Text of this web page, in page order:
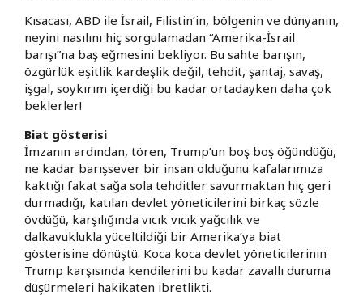
Kısacası, ABD ile İsrail, Filistin’in, bölgenin ve dünyanın,
neyini nasılını hiç sorgulamadan “Amerika-İsrail
barışı”na baş eğmesini bekliyor. Bu sahte barışın,
özgürlük eşitlik kardeşlik değil, tehdit, şantaj, savaş,
işgal, soykırım içerdiği bu kadar ortadayken daha çok
beklerler!
Biat gösterisi
İmzanın ardından, tören, Trump’un boş boş öğündüğü,
ne kadar barışsever bir insan olduğunu kafalarımıza
kaktığı fakat sağa sola tehditler savurmaktan hiç geri
durmadığı, katılan devlet yöneticilerini birkaç sözle
övdüğü, karşılığında vıcık vıcık yağcılık ve
dalkavuklukla yüceltildiği bir Amerika’ya biat
gösterisine dönüştü. Koca koca devlet yöneticilerinin
Trump karşısında kendilerini bu kadar zavallı duruma
düşürmeleri hakikaten ibretlikti.